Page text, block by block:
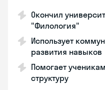
Окончил
"Филология"
Использует
развития навыков
Помогает
структуру